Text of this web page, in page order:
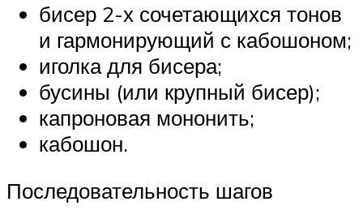
бисер 2-х сочетающихся тонов
и гармонирующий с кабошоном;
иголка для бисера;
бусины (или крупный бисер);
капроновая мононить;
кабошон.
Последовательность шагов